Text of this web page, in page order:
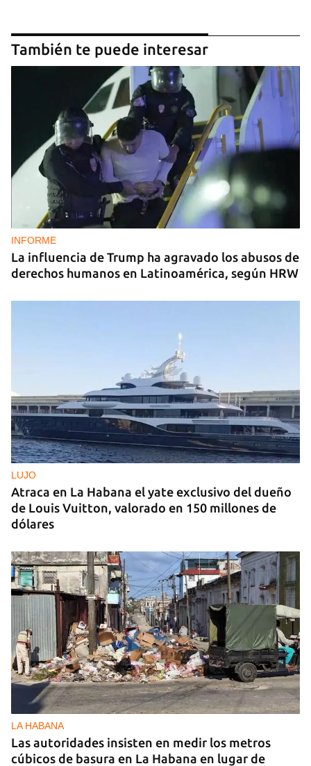
También te puede interesar
INFORME
La influencia de Trump ha agravado los abusos de
derechos humanos en Latinoamérica, según HRW
LUJO
Atraca en La Habana el yate exclusivo del dueño
de Louis Vuitton, valorado en 150 millones de
dólares
LA HABANA
Las autoridades insisten en medir los metros
cúbicos de basura en La Habana en lugar de